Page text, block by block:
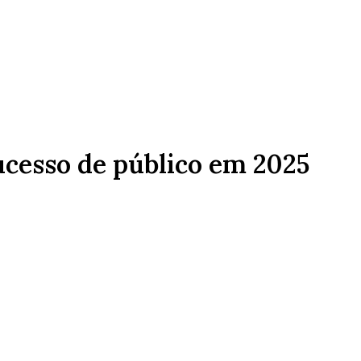
de público em 2025